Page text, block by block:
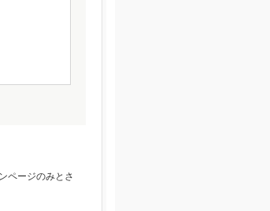
ページのみとさ